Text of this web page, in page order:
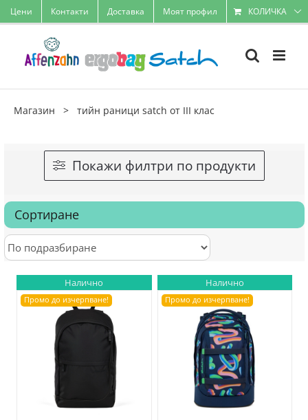
Skip
to
Цени Контакти Доставка Моят профил КОЛИЧКА
Магазин > тийн раници satch от III клас
Налично
Промо до изчерпване!
Налично
Промо до изчерпване!
Покажи филтри по продукти
Сортиране